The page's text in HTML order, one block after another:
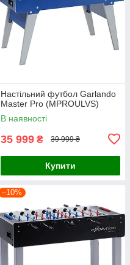
Настільний футбол Garlando
Master Pro (MPROULVS)
В наявності
35 999 ₴ 39 999 ₴
Купити
–10%